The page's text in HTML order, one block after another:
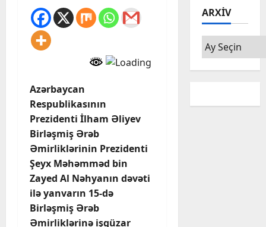
Azərbaycan
Respublikasının
Prezidenti İlham Əliyev
Birləşmiş Ərəb
Əmirliklərinin Prezidenti
Şeyx Məhəmməd bin
Zayed Al Nəhyanın dəvəti
ilə yanvarın 15-də
Birləşmiş Ərəb
Əmirliklərinə işgüzar
ARXIV
Arxiv